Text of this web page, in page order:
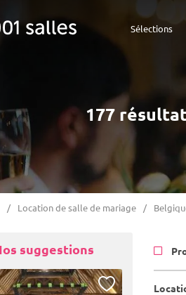
Sélections
177
Location de salle de mariage
suggestions